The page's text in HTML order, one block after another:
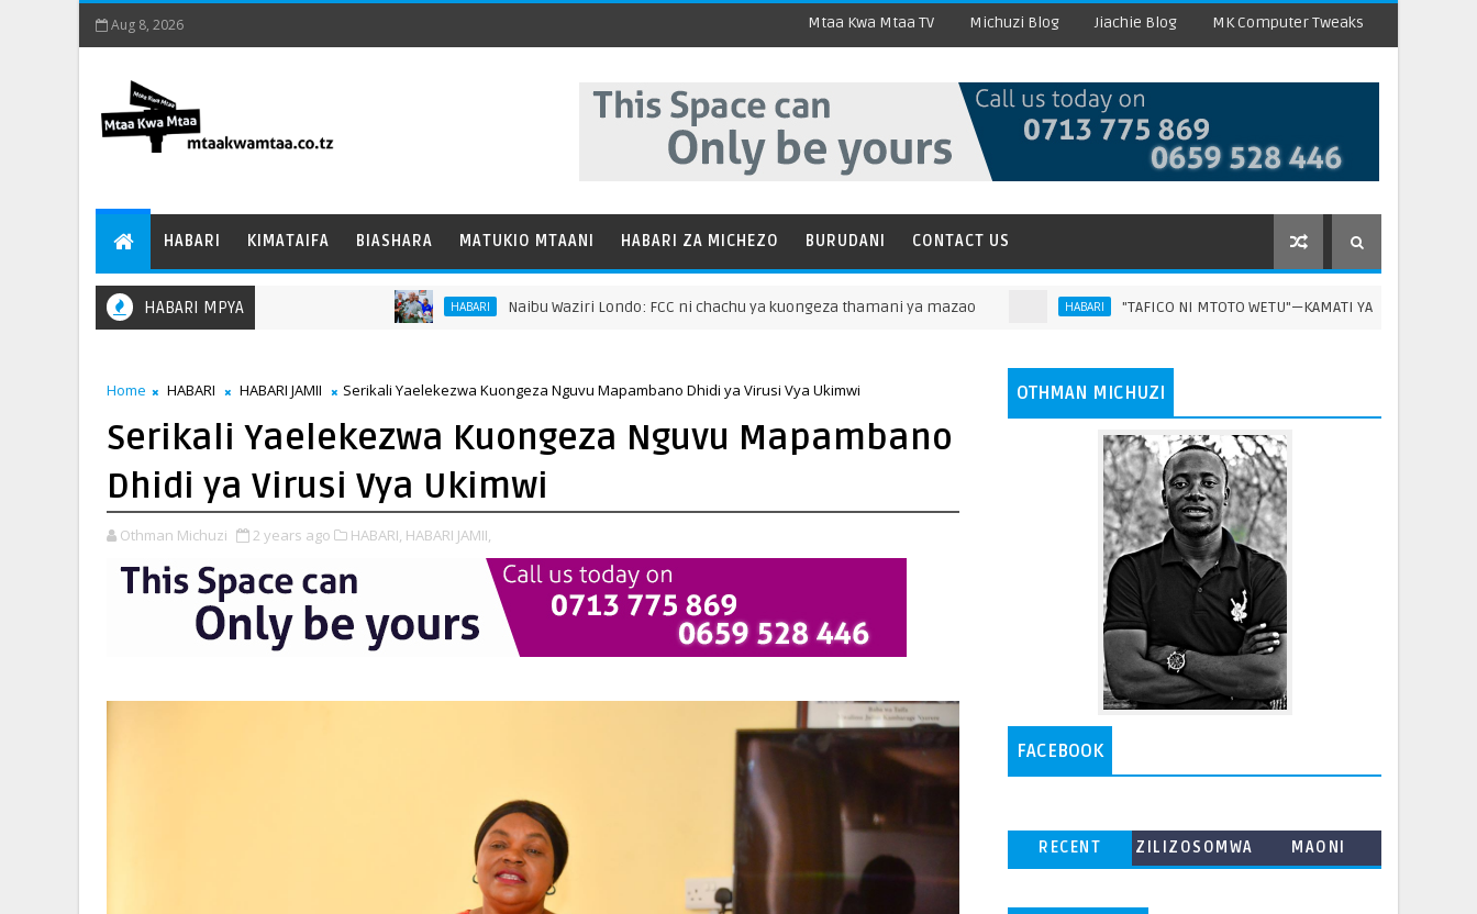
Aug 8, 2026 Mtaa Kwa Mtaa TV Michuzi Blog Jiachie Blog MK Computer Tweaks
HABARI KIMATAIFA BIASHARA MATUKIO MTAANI HABARI ZA MICHEZO BURUDANI CONTACT US
HABARI MPYA HABARI Naibu Waziri Londo: FCC ni chachu ya kuongeza thamani ya mazao "TAFICO NI MTOTO WETU"—KAMATI YA KUDUMU YA BUNGE
Home HABARI HABARI JAMII Serikali Yaelekezwa Kuongeza Nguvu Mapambano Dhidi ya Virusi Vya Ukimwi
Serikali Yaelekezwa Kuongeza Nguvu Mapambano
Dhidi ya Virusi Vya Ukimwi
Othman Michuzi 2 years ago HABARI, HABARI JAMII,
OTHMAN MICHUZI
FACEBOOK
RECENT
ZILIZOSOMWA
MAONI